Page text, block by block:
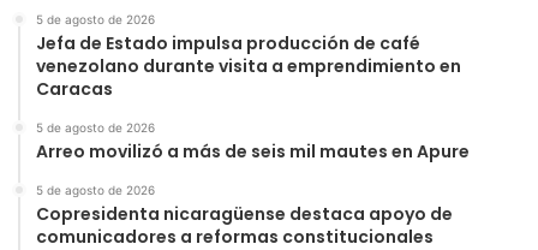
5 de agosto de 2026
Jefa de Estado impulsa producción de café
venezolano durante visita a emprendimiento en
Caracas
5 de agosto de 2026
Arreo movilizó a más de seis mil mautes en Apure
5 de agosto de 2026
Copresidenta nicaragüense destaca apoyo de
comunicadores a reformas constitucionales